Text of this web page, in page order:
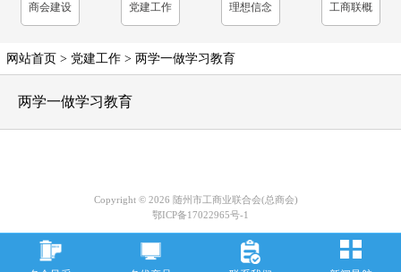
商会建设 党建工作 理想信念 工商联概
网站首页 > 党建工作 > 两学一做学习教育
两学一做学习教育
Copyright © 2026 随州市工商业联合会(总商会)
鄂ICP备17022965号-1